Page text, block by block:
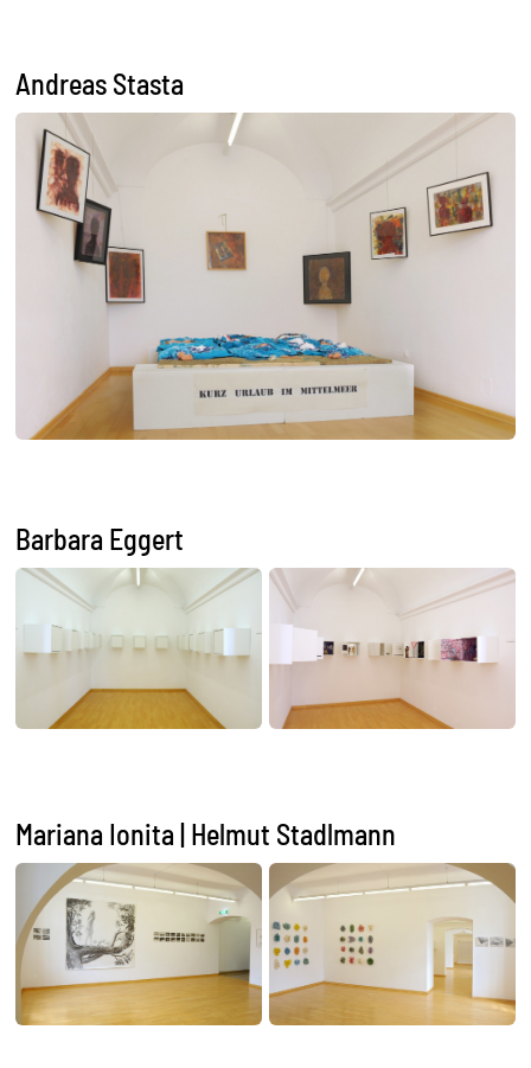
Andreas Stasta
Barbara Eggert
Mariana Ionita | Helmut Stadlmann